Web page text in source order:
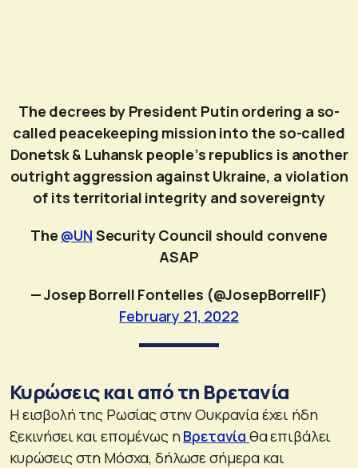
The decrees by President Putin ordering a so-
called peacekeeping mission into the so-called
Donetsk & Luhansk people’s republics is another
outright aggression against Ukraine, a violation
of its territorial integrity and sovereignty
The @UN Security Council should convene
ASAP
— Josep Borrell Fontelles (@JosepBorrellF)
February 21, 2022
Κυρώσεις και από τη Βρετανία
Η εισβολή της Ρωσίας στην Ουκρανία έχει ήδη
ξεκινήσει και επομένως ηΒρετανία θα επιβάλει
κυρώσεις στη Μόσχα, δήλωσε σήμερα και